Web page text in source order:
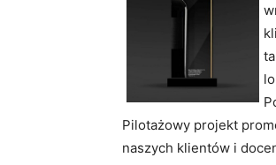
Pilotażowy projekt
naszych klientów i